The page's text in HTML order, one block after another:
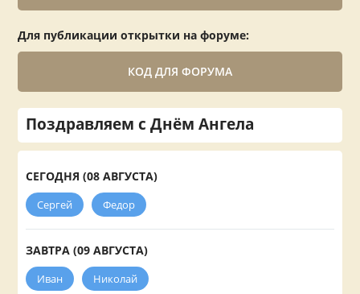
Для публикации открытки на форуме:
КОД ДЛЯ ФОРУМА
Поздравляем с Днём Ангела
СЕГОДНЯ (08 АВГУСТА)
Сергей Федор
ЗАВТРА (09 АВГУСТА)
Иван Николай